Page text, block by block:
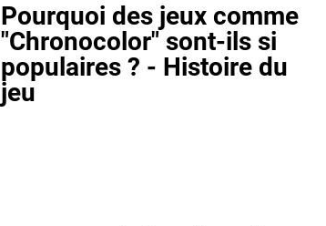
Pourquoi des jeux comme
"Chronocolor" sont-ils si
populaires ? - Histoire du
jeu